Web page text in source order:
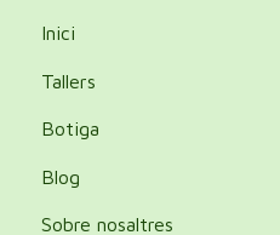
Inici
Tallers
Botiga
Blog
Sobre nosaltres